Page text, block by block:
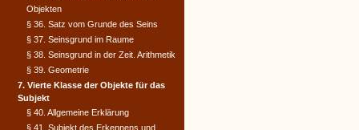
Objekten
§ 36. Satz vom Grunde des Seins
§ 37. Seinsgrund im Raume
§ 38. Seinsgrund in der Zeit. Arithmetik
§ 39. Geometrie
7. Vierte Klasse der Objekte für das
Subjekt
§ 40. Allgemeine Erklärung
§ 41. Subjekt des Erkennens und